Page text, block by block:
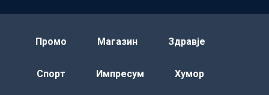
Промо Магазин Здравје
Спорт Импресум Хумор